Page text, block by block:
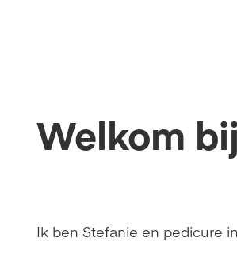
Welkom
Ik ben Stefanie en pedicure